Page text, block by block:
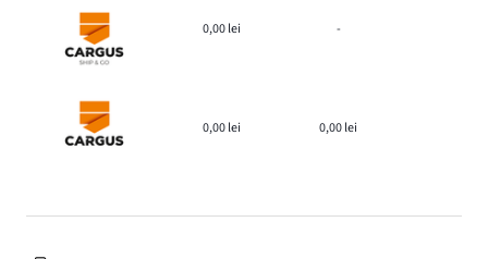
0,00 lei -
0,00 lei 0,00 lei